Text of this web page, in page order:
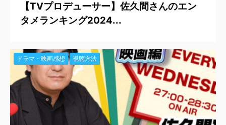
【TVプロデューサー】佐久間さんのエン
タメランキング2024...
ドラマ・映画感想 視聴方法